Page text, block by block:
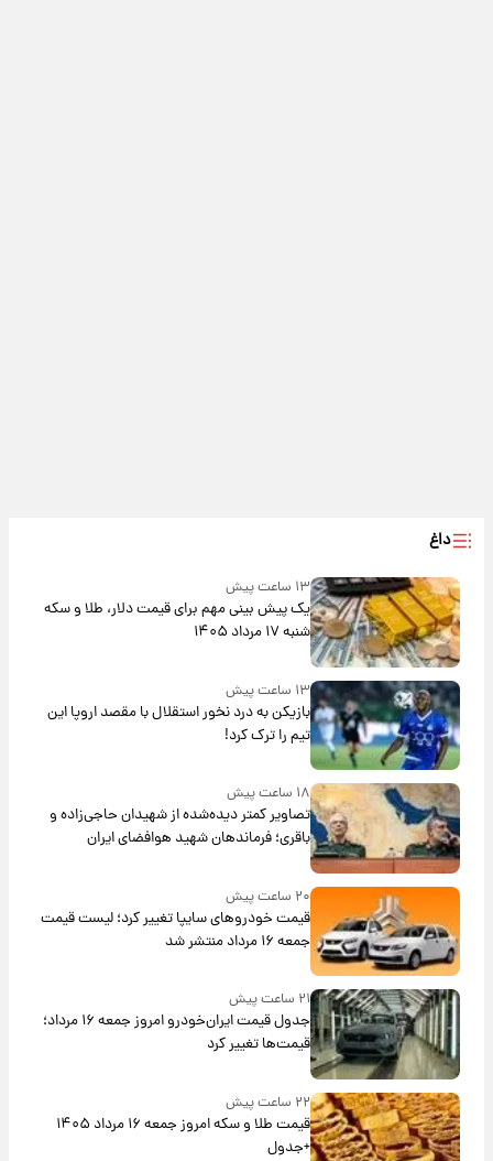
داغ
۱۳ ساعت پیش
یک پیش ‌بینی مهم برای قیمت دلار، طلا و سکه
شنبه ۱۷ مرداد ۱۴۰۵
۱۳ ساعت پیش
بازیکن به درد نخور استقلال با مقصد اروپا این
تیم را ترک کرد!
۱۸ ساعت پیش
تصاویر کمتر دیده‌شده از شهیدان حاجی‌زاده و
باقری؛ فرماندهان شهید هوافضای ایران
۲۰ ساعت پیش
قیمت خودروهای سایپا تغییر کرد؛ لیست قیمت
جمعه ۱۶ مرداد منتشر شد
۲۱ ساعت پیش
جدول قیمت ایران‌خودرو امروز جمعه ۱۶ مرداد؛
قیمت‌ها تغییر کرد
۲۲ ساعت پیش
قیمت طلا و سکه امروز جمعه ۱۶ مرداد ۱۴۰۵
+جدول